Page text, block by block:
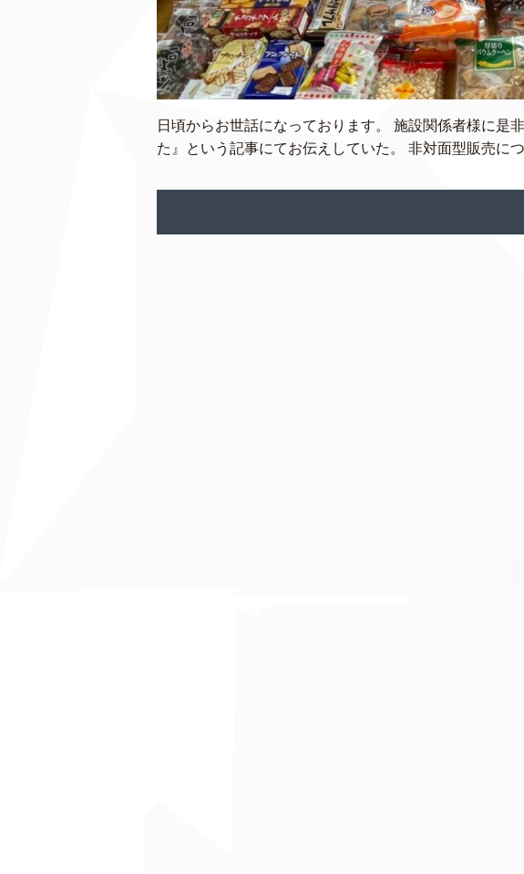
日頃からお世話になっております。 施設関係者様に是
た』という記事にてお伝えしていた。 非対面型販売に